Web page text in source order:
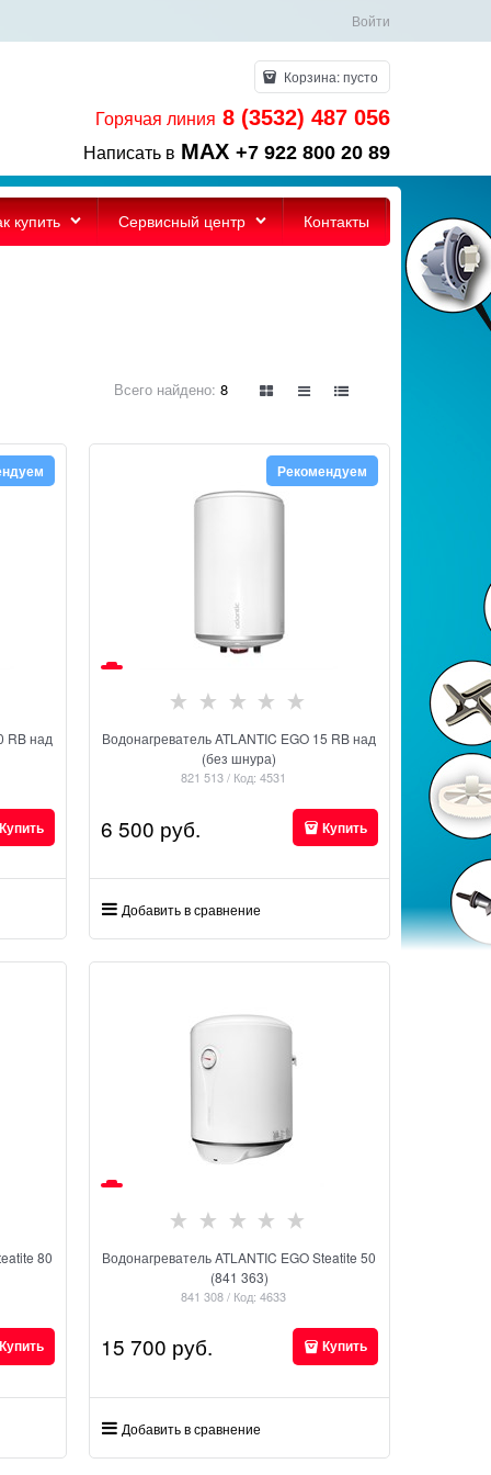
Войти
Корзина:пусто
Горячая линия 8 (3532) 487 056
Написать в MAX +7 922 800 20 89
купить Сервисный центр Контакты
Всего найдено: 8
RB над
Купить
Водонагреватель ATLANTIC EGO 15 RB над
(без шнура)
821 513 / Код: 4531
Рекомендуем
6 500 руб. Купить
Добавить в сравнение
80
Купить
Водонагреватель ATLANTIC EGO Steatite 50
(841 363)
841 308 / Код: 4633
15 700 руб. Купить
Добавить в сравнение